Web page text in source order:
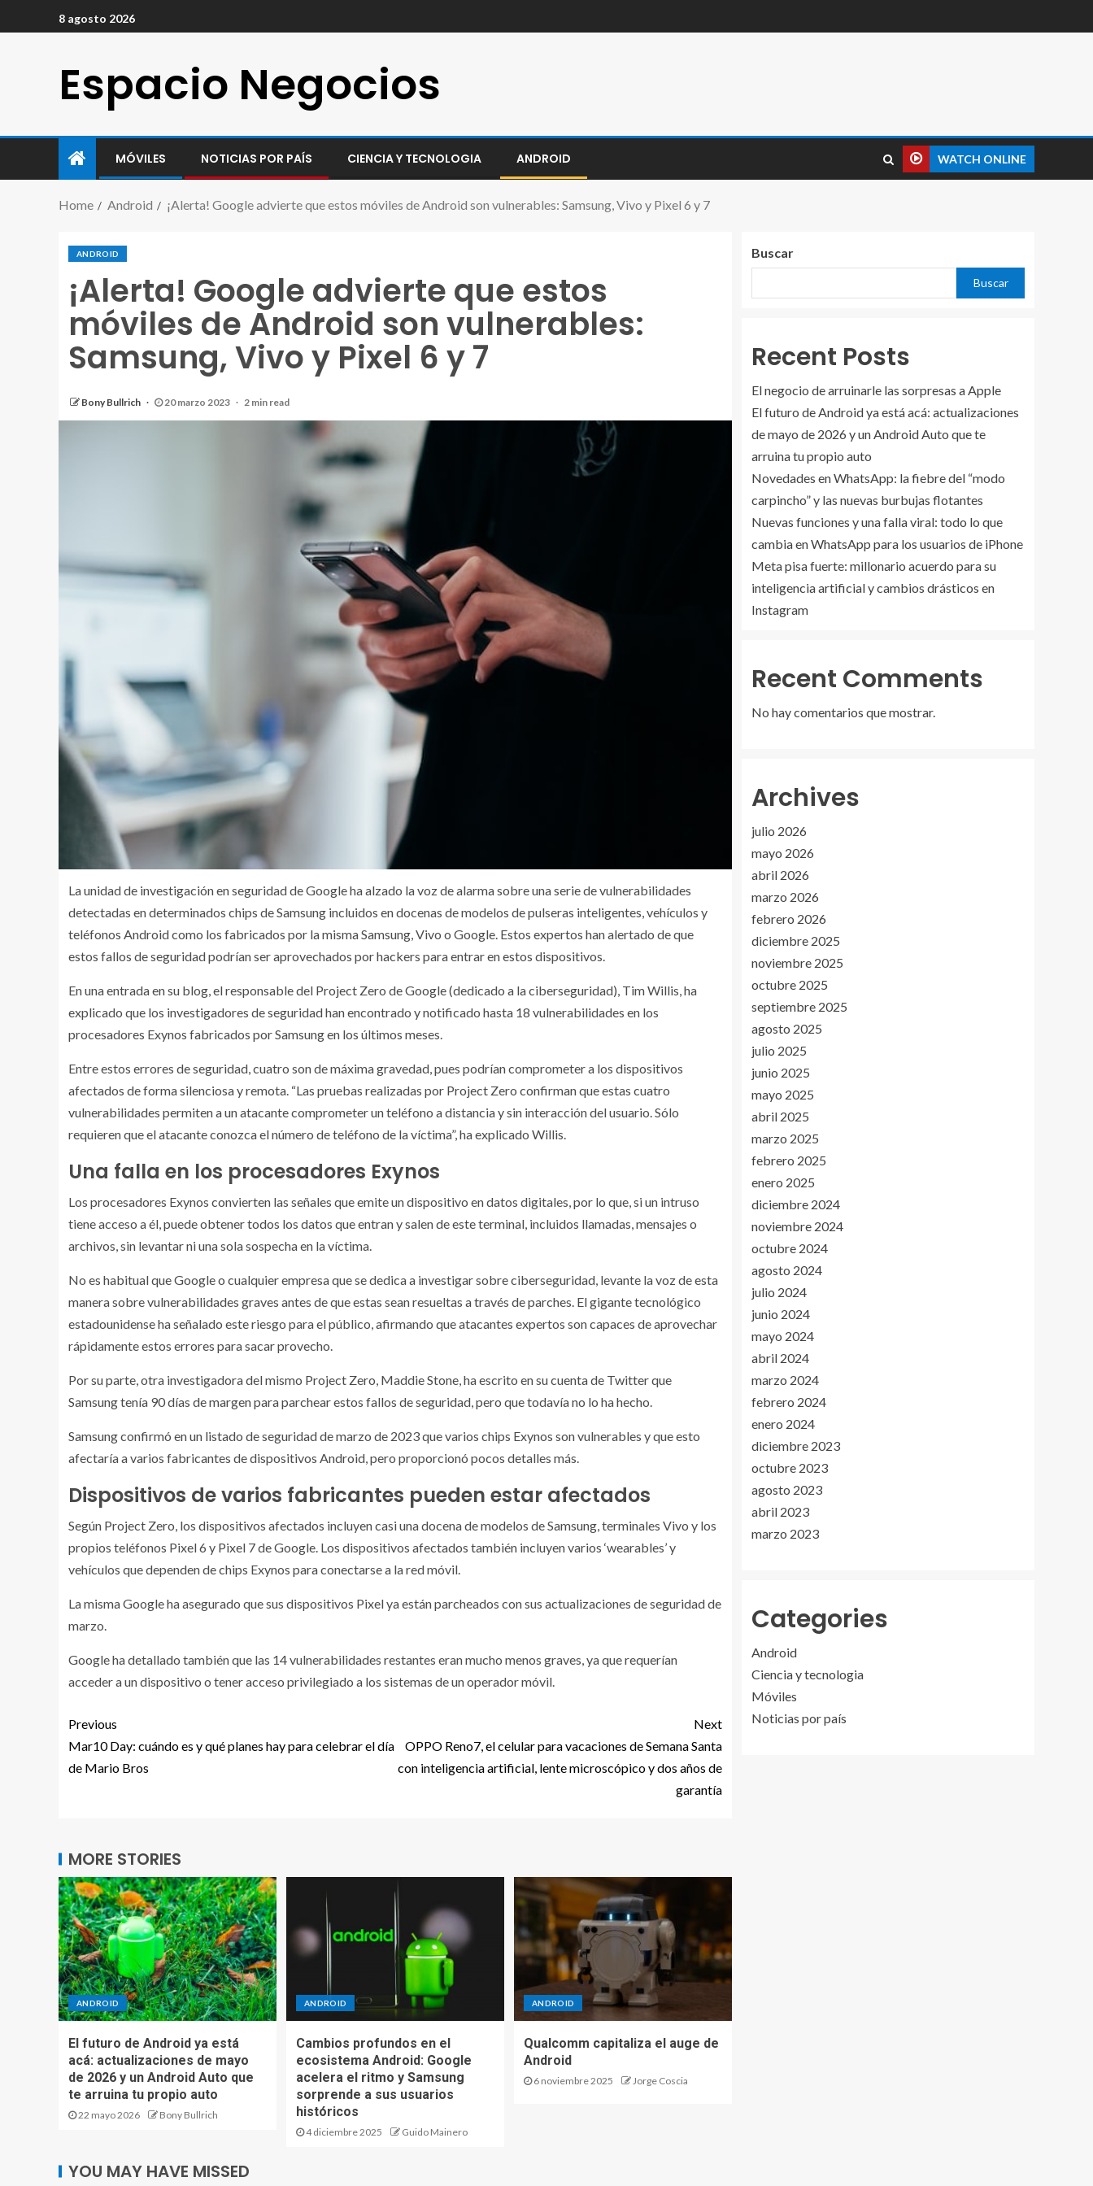
8 agosto 2026
Espacio Negocios
MÓVILES NOTICIAS POR PAÍS CIENCIA Y TECNOLOGIA ANDROID WATCH ONLINE
Home Android ¡Alerta! Google advierte que estos móviles de Android son vulnerables: Samsung, Vivo y Pixel 6 y 7
ANDROID
¡Alerta! Google advierte que estos
móviles de Android son vulnerables:
Samsung, Vivo y Pixel 6 y 7
Bony Bullrich 20 marzo 2023 2 min read
La unidad de investigación en seguridad de Google ha alzado la voz de alarma sobre una serie de vulnerabilidades
detectadas en determinados chips de Samsung incluidos en docenas de modelos de pulseras inteligentes, vehículos y
teléfonos Android como los fabricados por la misma Samsung, Vivo o Google. Estos expertos han alertado de que
estos fallos de seguridad podrían ser aprovechados por hackers para entrar en estos dispositivos.
En una entrada en su blog, el responsable del Project Zero de Google (dedicado a la ciberseguridad), Tim Willis, ha
explicado que los investigadores de seguridad han encontrado y notificado hasta 18 vulnerabilidades en los
procesadores Exynos fabricados por Samsung en los últimos meses.
Entre estos errores de seguridad, cuatro son de máxima gravedad, pues podrían comprometer a los dispositivos
afectados de forma silenciosa y remota. “Las pruebas realizadas por Project Zero confirman que estas cuatro
vulnerabilidades permiten a un atacante comprometer un teléfono a distancia y sin interacción del usuario. Sólo
requieren que el atacante conozca el número de teléfono de la víctima”, ha explicado Willis.
Una falla en los procesadores Exynos
Los procesadores Exynos convierten las señales que emite un dispositivo en datos digitales, por lo que, si un intruso
tiene acceso a él, puede obtener todos los datos que entran y salen de este terminal, incluidos llamadas, mensajes o
archivos, sin levantar ni una sola sospecha en la víctima.
No es habitual que Google o cualquier empresa que se dedica a investigar sobre ciberseguridad, levante la voz de esta
manera sobre vulnerabilidades graves antes de que estas sean resueltas a través de parches. El gigante tecnológico
estadounidense ha señalado este riesgo para el público, afirmando que atacantes expertos son capaces de aprovechar
rápidamente estos errores para sacar provecho.
Por su parte, otra investigadora del mismo Project Zero, Maddie Stone, ha escrito en su cuenta de Twitter que
Samsung tenía 90 días de margen para parchear estos fallos de seguridad, pero que todavía no lo ha hecho.
Samsung confirmó en un listado de seguridad de marzo de 2023 que varios chips Exynos son vulnerables y que esto
afectaría a varios fabricantes de dispositivos Android, pero proporcionó pocos detalles más.
Dispositivos de varios fabricantes pueden estar afectados
Según Project Zero, los dispositivos afectados incluyen casi una docena de modelos de Samsung, terminales Vivo y los
propios teléfonos Pixel 6 y Pixel 7 de Google. Los dispositivos afectados también incluyen varios ‘wearables’ y
vehículos que dependen de chips Exynos para conectarse a la red móvil.
La misma Google ha asegurado que sus dispositivos Pixel ya están parcheados con sus actualizaciones de seguridad de
marzo.
Google ha detallado también que las 14 vulnerabilidades restantes eran mucho menos graves, ya que requerían
acceder a un dispositivo o tener acceso privilegiado a los sistemas de un operador móvil.
Previous
Mar10 Day: cuándo es y qué planes hay para celebrar el día
de Mario Bros
Next
OPPO Reno7, el celular para vacaciones de Semana Santa
con inteligencia artificial, lente microscópico y dos años de
garantía
MORE STORIES
ANDROID
El futuro de Android ya está
acá: actualizaciones de mayo
de 2026 y un Android Auto que
te arruina tu propio auto
22 mayo 2026 Bony Bullrich
ANDROID
Cambios profundos en el
ecosistema Android: Google
acelera el ritmo y Samsung
sorprende a sus usuarios
históricos
4 diciembre 2025 Guido Mainero
ANDROID
Qualcomm capitaliza el auge de
Android
6 noviembre 2025 Jorge Coscia
Buscar
Buscar
Recent Posts
El negocio de arruinarle las sorpresas a Apple
El futuro de Android ya está acá: actualizaciones
de mayo de 2026 y un Android Auto que te
arruina tu propio auto
Novedades en WhatsApp: la fiebre del “modo
carpincho” y las nuevas burbujas flotantes
Nuevas funciones y una falla viral: todo lo que
cambia en WhatsApp para los usuarios de iPhone
Meta pisa fuerte: millonario acuerdo para su
inteligencia artificial y cambios drásticos en
Instagram
Recent Comments
No hay comentarios que mostrar.
Archives
julio 2026
mayo 2026
abril 2026
marzo 2026
febrero 2026
diciembre 2025
noviembre 2025
octubre 2025
septiembre 2025
agosto 2025
julio 2025
junio 2025
mayo 2025
abril 2025
marzo 2025
febrero 2025
enero 2025
diciembre 2024
noviembre 2024
octubre 2024
agosto 2024
julio 2024
junio 2024
mayo 2024
abril 2024
marzo 2024
febrero 2024
enero 2024
diciembre 2023
octubre 2023
agosto 2023
abril 2023
marzo 2023
Categories
Android
Ciencia y tecnologia
Móviles
Noticias por país
YOU MAY HAVE MISSED